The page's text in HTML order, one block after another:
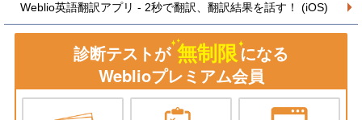
Weblio英語翻訳アプリ - 2秒で翻訳、翻訳結果を話す！ (iOS)
診断テストが 無制限になる
Weblioプレミアム会員